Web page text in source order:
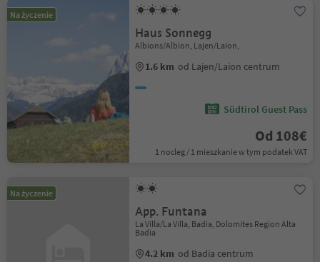
Na życzenie
Haus Sonnegg
Albions/Albion, Lajen/Laion,
1.6 km od Lajen/Laion centrum
Südtirol Guest Pass
Od 108€
1 nocleg / 1 mieszkanie w tym podatek VAT
Na życzenie
App. Funtana
La Villa/La Villa, Badia, Dolomites Region Alta
Badia
4.2 km od Badia centrum